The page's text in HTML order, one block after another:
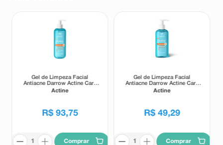
Gel de Limpeza Facial
Antiacne Darrow Actine Care
Alta Tolerância 400g
Actine
R$ 93,75
Comprar
Gel de Limpeza Facial
Antiacne Darrow Actine Care
Alta Tolerância 140g
Actine
R$ 49,29
Comprar